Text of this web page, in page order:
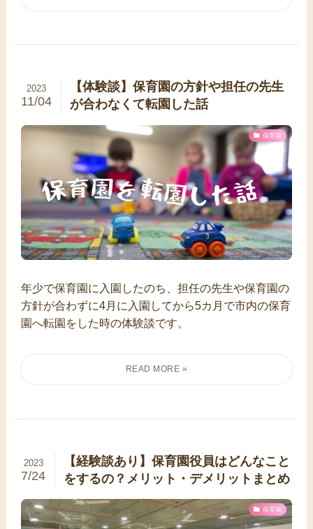
【体験談】保育園の方針や担任の先生
が合わなくて転園した話
2023
11/04
保育園
年少で保育園に入園したのち、担任の先生や保育園の
方針が合わずに4月に入園してから5カ月で市内の保育
園へ転園をした時の体験談です。
【経験談あり】保育園役員はどんなこと
をするの？メリット・デメリットまとめ
2023
7/24
保育園